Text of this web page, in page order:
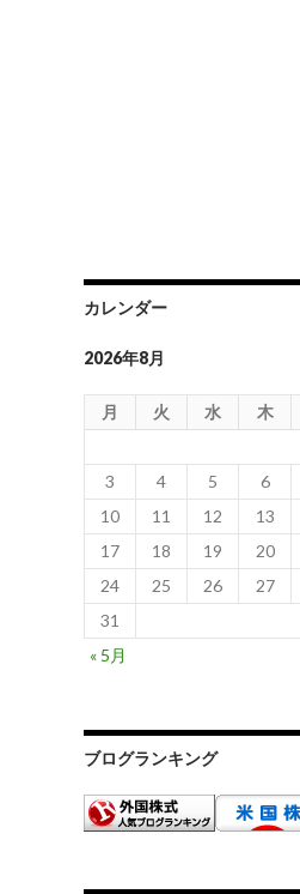
カレンダー
2026年8月
月 火 水 木
3
4 5 6
10
11 12 13
17
18 19 20
24
25 26 27
31
« 5月
ブログランキング